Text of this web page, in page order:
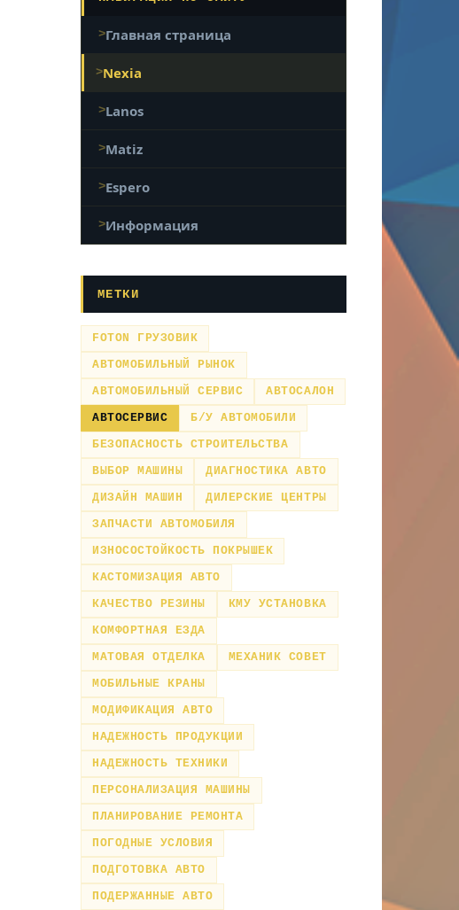
Главная страница
Nexia
Lanos
Matiz
Espero
Информация
МЕТКИ
FOTON ГРУЗОВИК
АВТОМОБИЛЬНЫЙ РЫНОК
АВТОМОБИЛЬНЫЙ СЕРВИС
АВТОСАЛОН
АВТОСЕРВИС
Б/У АВТОМОБИЛИ
БЕЗОПАСНОСТЬ СТРОИТЕЛЬСТВА
ВЫБОР МАШИНЫ
ДИАГНОСТИКА АВТО
ДИЗАЙН МАШИН
ДИЛЕРСКИЕ ЦЕНТРЫ
ЗАПЧАСТИ АВТОМОБИЛЯ
ИЗНОСОСТОЙКОСТЬ ПОКРЫШЕК
КАСТОМИЗАЦИЯ АВТО
КАЧЕСТВО РЕЗИНЫ
КМУ УСТАНОВКА
КОМФОРТНАЯ ЕЗДА
МАТОВАЯ ОТДЕЛКА
МЕХАНИК СОВЕТ
МОБИЛЬНЫЕ КРАНЫ
МОДИФИКАЦИЯ АВТО
НАДЕЖНОСТЬ ПРОДУКЦИИ
НАДЕЖНОСТЬ ТЕХНИКИ
ПЕРСОНАЛИЗАЦИЯ МАШИНЫ
ПЛАНИРОВАНИЕ РЕМОНТА
ПОГОДНЫЕ УСЛОВИЯ
ПОДГОТОВКА АВТО
ПОДЕРЖАННЫЕ АВТО